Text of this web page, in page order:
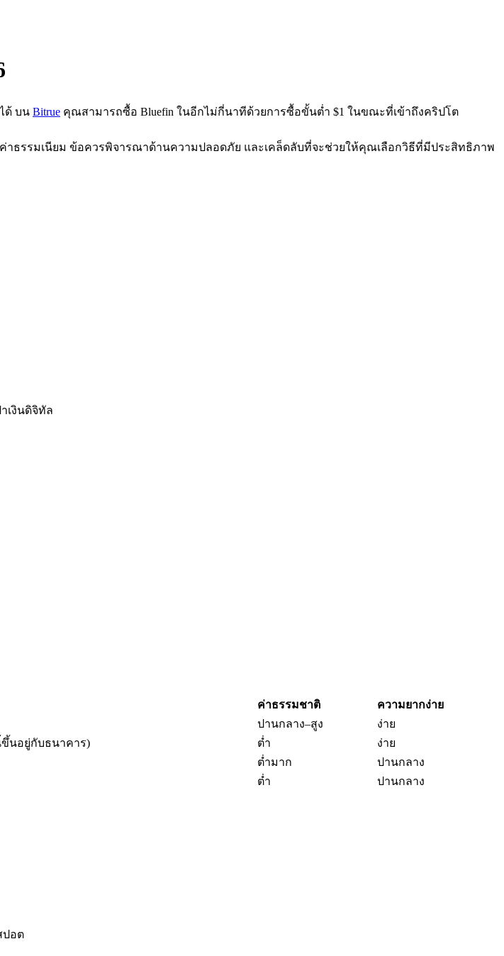
ด้ บน Bitrue คุณสามารถซื้อ Bluefin ในอีกไม่กี่นาทีด้วยการซื้อขั้นต่ำ $1 ในขณะที่เข้าถึงคริปโต
าธรรมเนียม ข้อควรพิจารณาด้านความปลอดภัย และเคล็ดลับที่จะช่วยให้คุณเลือกวิธีที่มีประสิทธิภาพ
าเงินดิจิทัล
ค่าธรรมชาติ
ความยากง่าย
ปานกลาง–สูง
ง่าย
ขึ้นอยู่กับธนาคาร) ต่ำ
ง่าย
ต่ำมาก
ปานกลาง
ต่ำ ปานกลาง
ปอต